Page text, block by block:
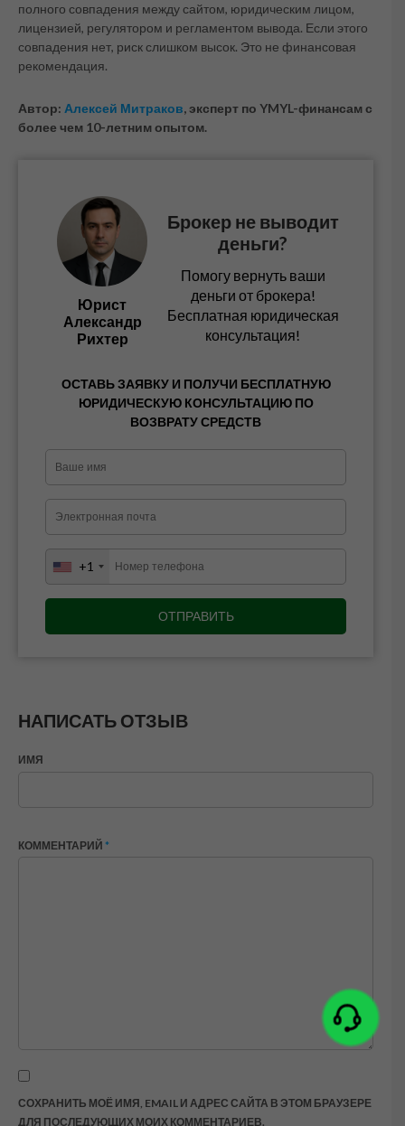
полного совпадения между сайтом, юридическим лицом,
лицензией, регулятором и регламентом вывода. Если этого
совпадения нет, риск слишком высок. Это не финансовая
рекомендация.
Автор: Алексей Митраков, эксперт по YMYL-финансам с
более чем 10-летним опытом.
Юрист
Александр
Рихтер
Брокер не выводит
деньги?
Помогу вернуть ваши
деньги от брокера!
Бесплатная юридическая
консультация!
ОСТАВЬ ЗАЯВКУ И ПОЛУЧИ БЕСПЛАТНУЮ
ЮРИДИЧЕСКУЮ КОНСУЛЬТАЦИЮ ПО
ВОЗВРАТУ СРЕДСТВ
+1
НАПИСАТЬ ОТЗЫВ
КОММЕНТАРИЙ *
ИМЯ
СОХРАНИТЬ МОЁ ИМЯ, EMAIL И АДРЕС САЙТА В ЭТОМ БРАУЗЕРЕ
ДЛЯ ПОСЛЕДУЮЩИХ МОИХ КОММЕНТАРИЕВ.